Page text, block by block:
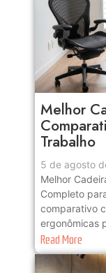
Melhor
Trabalho
5 de agosto
Melhor
Completo
comparativo
ergonômicas
Read More